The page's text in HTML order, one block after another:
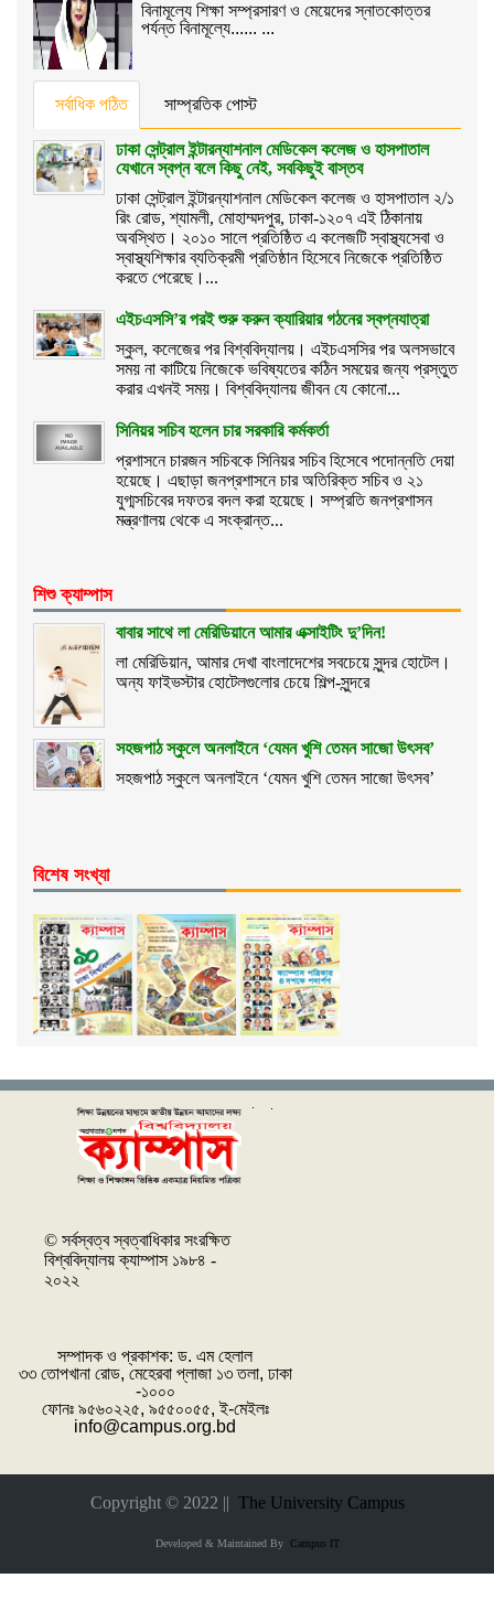
বিনামূল্যে শিক্ষা সম্প্রসারণ ও মেয়েদের স্নাতকোত্তর
পর্যন্ত বিনামূল্যে...... ...
সর্বাধিক পঠিত সাম্প্রতিক পোস্ট
ঢাকা সেন্ট্রাল ইন্টারন্যাশনাল মেডিকেল কলেজ ও হাসপাতাল
যেখানে স্বপ্ন বলে কিছু নেই, সবকিছুই বাস্তব
ঢাকা সেন্ট্রাল ইন্টারন্যাশনাল মেডিকেল কলেজ ও হাসপাতাল ২/১
রিং রোড, শ্যামলী, মোহাম্মদপুর, ঢাকা-১২০৭ এই ঠিকানায়
অবস্থিত। ২০১০ সালে প্রতিষ্ঠিত এ কলেজটি স্বাস্থ্যসেবা ও
স্বাস্থ্যশিক্ষার ব্যতিক্রমী প্রতিষ্ঠান হিসেবে নিজেকে প্রতিষ্ঠিত
করতে পেরেছে।...
এইচএসসি’র পরই শুরু করুন ক্যারিয়ার গঠনের স্বপ্নযাত্রা
স্কুল, কলেজের পর বিশ্ববিদ্যালয়। এইচএসসির পর অলসভাবে
সময় না কাটিয়ে নিজেকে ভবিষ্যতের কঠিন সময়ের জন্য প্রস্তুত
করার এখনই সময়। বিশ্ববিদ্যালয় জীবন যে কোনো...
সিনিয়র সচিব হলেন চার সরকারি কর্মকর্তা
প্রশাসনে চারজন সচিবকে সিনিয়র সচিব হিসেবে পদোন্নতি দেয়া
হয়েছে। এছাড়া জনপ্রশাসনে চার অতিরিক্ত সচিব ও ২১
যুগ্মসচিবের দফতর বদল করা হয়েছে। সম্প্রতি জনপ্রশাসন
মন্ত্রণালয় থেকে এ সংক্রান্ত...
শিশু ক্যাম্পাস
বাবার সাথে লা মেরিডিয়ানে আমার এক্সাইটিং দু’দিন!
লা মেরিডিয়ান, আমার দেখা বাংলাদেশের সবচেয়ে সুন্দর হোটেল।
অন্য ফাইভস্টার হোটেলগুলোর চেয়ে শিল্প-সুন্দরে
সহজপাঠ স্কুলে অনলাইনে ‘যেমন খুশি তেমন সাজো উৎসব’
সহজপাঠ স্কুলে অনলাইনে ‘যেমন খুশি তেমন সাজো উৎসব’
বিশেষ সংখ্যা
© সর্বস্বত্ব স্বত্বাধিকার সংরক্ষিত
বিশ্ববিদ্যালয় ক্যাম্পাস ১৯৮৪ -
২০২২
সম্পাদক ও প্রকাশক: ‌ড. এম হেলাল
৩৩ তোপখানা রোড, মেহেরবা প্লাজা ১৩ তলা, ঢাকা
-১০০০
ফোনঃ ৯৫৬০২২৫, ৯৫৫০০৫৫, ই-মেইলঃ
info@campus.org.bd
Copyright © 2022 || The University Campus
Developed & Maintained ByCampus IT